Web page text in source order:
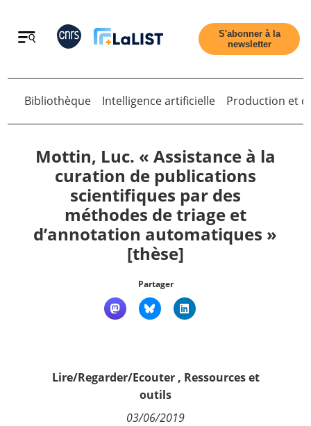
Retour
Tous les articles
S'abonner à la
newsletter
Retour
Bibliothèque Intelligence artificielle Production et
Mottin, Luc. « Assistance à la
curation de publications
scientifiques par des
méthodes de triage et
d’annotation automatiques »
[thèse]
Partager
Lire/Regarder/Ecouter, Ressources et
outils
03/06/2019